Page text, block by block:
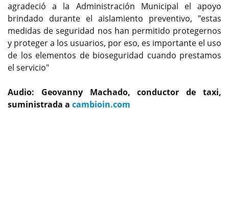
agradeció a la Administración Municipal el apoyo
brindado durante el aislamiento preventivo, "estas
medidas de seguridad nos han permitido protegernos
y proteger a los usuarios, por eso, es importante el uso
de los elementos de bioseguridad cuando prestamos
el servicio"
Audio: Geovanny Machado, conductor de taxi,
suministrada a cambioin.com